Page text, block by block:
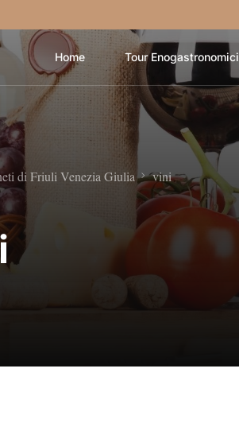
Home Tour Enogastronomici
di Friuli Venezia Giulia
vini